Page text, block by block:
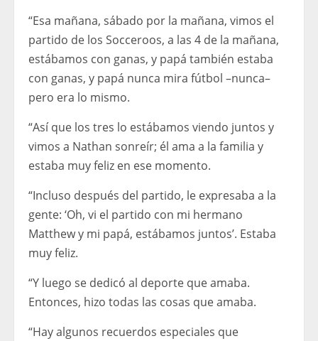
“Esa mañana, sábado por la mañana, vimos el
partido de los Socceroos, a las 4 de la mañana,
estábamos con ganas, y papá también estaba
con ganas, y papá nunca mira fútbol –nunca–
pero era lo mismo.
“Así que los tres lo estábamos viendo juntos y
vimos a Nathan sonreír; él ama a la familia y
estaba muy feliz en ese momento.
“Incluso después del partido, le expresaba a la
gente: ‘Oh, vi el partido con mi hermano
Matthew y mi papá, estábamos juntos’. Estaba
muy feliz.
“Y luego se dedicó al deporte que amaba.
Entonces, hizo todas las cosas que amaba.
“Hay algunos recuerdos especiales que